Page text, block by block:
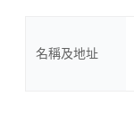
名稱及地址